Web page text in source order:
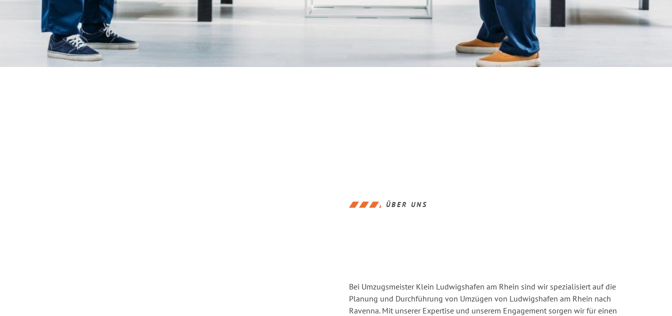
ÜBER UNS
Bei Umzugsmeister Klein Ludwigshafen am Rhein sind wir spezialisiert auf die
Planung und Durchführung von Umzügen von Ludwigshafen am Rhein nach
Ravenna. Mit unserer Expertise und unserem Engagement sorgen wir für einen